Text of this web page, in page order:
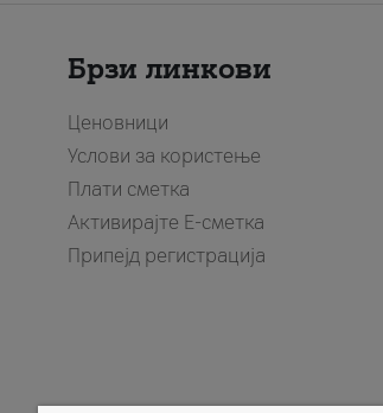
Брзи линкови
Ценовници
Услови за користење
Плати сметка
Активирајте Е-сметка
Припејд регистрација